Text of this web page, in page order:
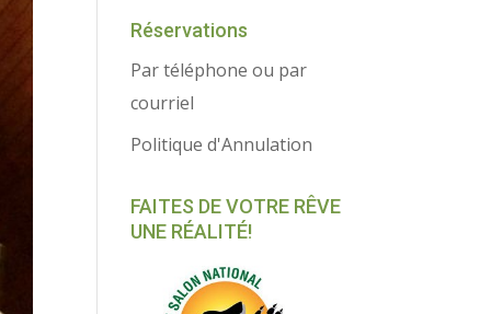
Réservations
Par téléphone ou par
courriel
Politique d'Annulation
FAITES DE VOTRE RÊVE
UNE RÉALITÉ!